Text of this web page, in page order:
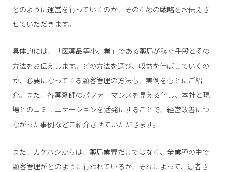
どのように運営を行っていくのか、そのための戦略をお伝えさ
せていただきます。
具体的には、「医薬品等小売業」である薬局が稼ぐ手段とその
方法をお伝えします。どの方法を選び、収益を伸ばしていくの
か、必要になってくる顧客管理の方法も、実例をもとにご紹
介。また、各薬剤師のパフォーマンスを見える化し、本社と現
場とのコミュニケーションを活発にすることで、経営改善につ
ながった事例などご紹介させていただきます。
また、カケハシからは、薬局業界だけではなく、全業種の中で
顧客管理がどのように行われているか、それによって、患者さ